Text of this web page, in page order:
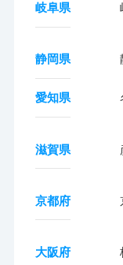
岐阜県
静岡県
愛知県
滋賀県
京都府
大阪府